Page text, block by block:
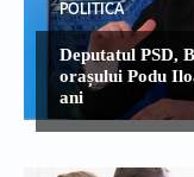
POLITICA
Deputatul PSD,
orașului Podu
ani